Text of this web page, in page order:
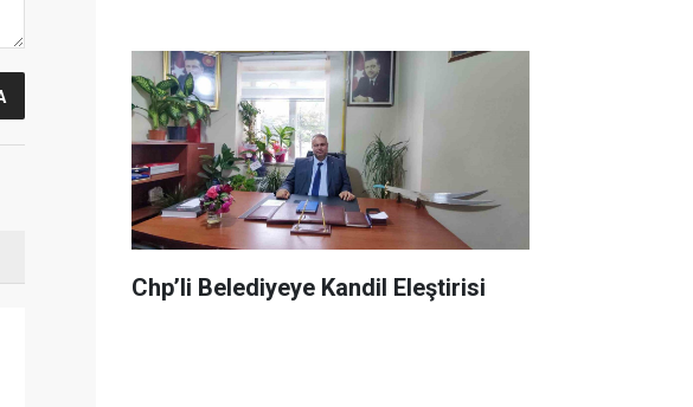
Chp’li Belediyeye Kandil Eleştirisi